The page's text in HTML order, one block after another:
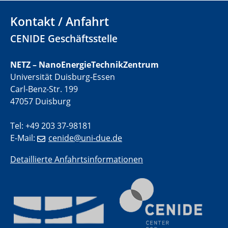
GDCh Kolloquium
29.07.2025
Colloquium IMPR SusMet
Closing metal loops sustainably - opportunities &
challenges for a successful circular economy
05.08.2025
Colloquia Series on Sustainable Metallurgy
by Design Framework and AI in Circular Economy
2D-MATURE Seminar Series
04.09.2025
Kontakt / Anfahrt
CENIDE Geschäftsstelle
NETZ – NanoEnergieTechnikZentrum
Universität Duisburg-Essen
Carl-Benz-Str. 199
47057 Duisburg
Tel: +49 203 37-98181
E-Mail:
cenide@uni-due.de
Detaillierte Anfahrtsinformationen